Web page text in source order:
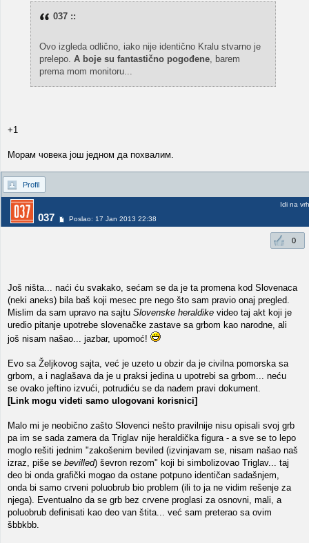
037 ::
Ovo izgleda odlično, iako nije identično Kralu stvarno je
prelepo. A boje su fantastično pogođene, barem
prema mom monitoru...
+1
Морам човека још једном да похвалим.
Profil
037 Poslao: 17 Jan 2013 22:38
Idi na vrh
0
Još ništa... naći ću svakako, sećam se da je ta promena kod Slovenaca
(neki aneks) bila baš koji mesec pre nego što sam pravio onaj pregled.
Mislim da sam upravo na sajtu Slovenske heraldike video taj akt koji je
uredio pitanje upotrebe slovenačke zastave sa grbom kao narodne, ali
još nisam našao... jazbar, upomoć!
Evo sa Željkovog sajta, već je uzeto u obzir da je civilna pomorska sa
grbom, a i naglašava da je u praksi jedina u upotrebi sa grbom... neću
se ovako jeftino izvući, potrudiću se da nađem pravi dokument.
[Link mogu videti samo ulogovani korisnici]
Malo mi je neobično zašto Slovenci nešto pravilnije nisu opisali svoj grb
pa im se sada zamera da Triglav nije heraldička figura - a sve se to lepo
moglo rešiti jednim "zakošenim beviled (izvinjavam se, nisam našao naš
izraz, piše se bevilled) ševron rezom" koji bi simbolizovao Triglav... taj
deo bi onda grafički mogao da ostane potpuno identičan sadašnjem,
onda bi samo crveni poluobrub bio problem (ili to ja ne vidim rešenje za
njega). Eventualno da se grb bez crvene proglasi za osnovni, mali, a
poluobrub definisati kao deo van štita... već sam preterao sa ovim
šbbkbb.